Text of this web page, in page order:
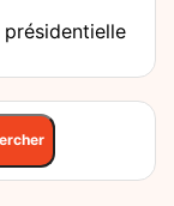
présidentielle